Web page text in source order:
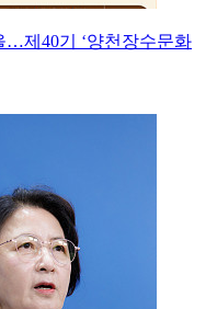
…제40기 ‘양천장수문화